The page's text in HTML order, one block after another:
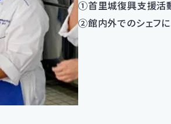
①首里城復興支援活動
②館内外でのシェフ